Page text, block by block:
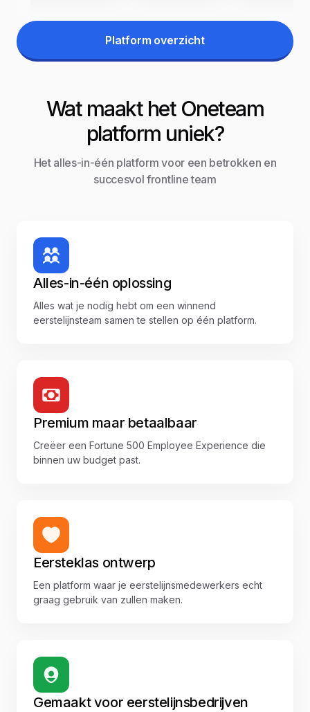
Platform overzicht
Wat maakt het Oneteam
platform uniek?
Het alles-in-één platform voor een betrokken en
succesvol frontline team
Alles-in-één oplossing
Alles wat je nodig hebt om een winnend
eerstelijnsteam samen te stellen op één platform.
Premium maar betaalbaar
Creëer een Fortune 500 Employee Experience die
binnen uw budget past.
Eersteklas ontwerp
Een platform waar je eerstelijnsmedewerkers echt
graag gebruik van zullen maken.
Gemaakt voor eerstelijnsbedrijven